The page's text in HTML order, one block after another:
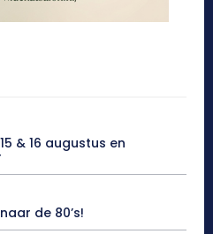
& 16 augustus en
de 80’s!